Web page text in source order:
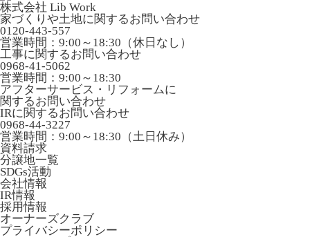
株式会社 Lib Work
家づくりや土地に関するお問い合わせ
0120-443-557
営業時間：9:00～18:30（休日なし）
工事に関するお問い合わせ
0968-41-5062
営業時間：9:00～18:30
アフターサービス・リフォームに
関するお問い合わせ
IRに関するお問い合わせ
0968-44-3227
営業時間：9:00～18:30（土日休み）
資料請求
分譲地一覧
SDGs活動
会社情報
IR情報
採用情報
オーナーズクラブ
プライバシーポリシー